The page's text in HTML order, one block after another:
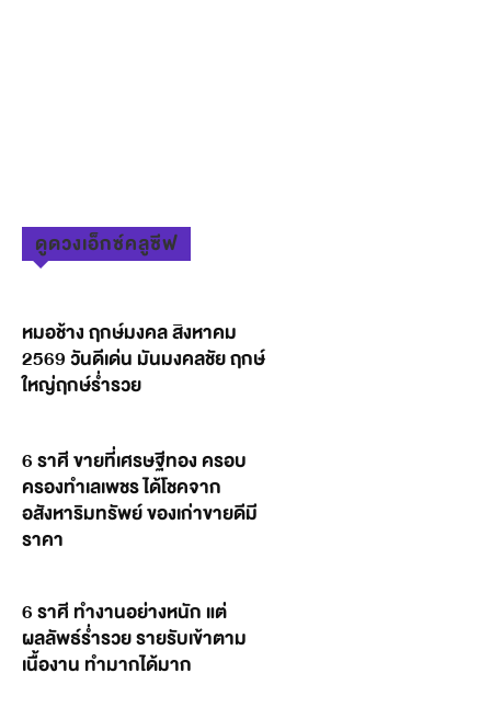
ดูดวงเอ็กซ์คลูซีฟ
หมอช้าง ฤกษ์มงคล สิงหาคม
2569 วันดีเด่น มันมงคลชัย ฤกษ์
ใหญ่ฤกษ์ร่ำรวย
6 ราศี ขายที่เศรษฐีทอง ครอบ
ครองทำเลเพชร ได้โชคจาก
อสังหาริมทรัพย์ ของเก่าขายดีมี
ราคา
6 ราศี ทำงานอย่างหนัก แต่
ผลลัพธ์ร่ำรวย รายรับเข้าตาม
เนื้องาน ทำมากได้มาก